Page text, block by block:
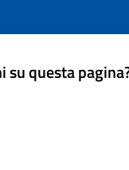
su questa